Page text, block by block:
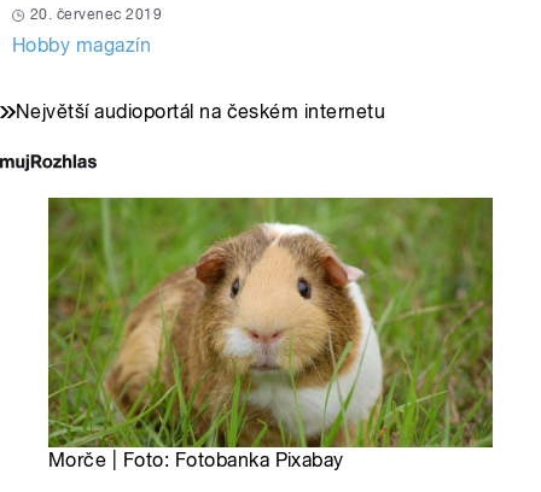
20. červenec 2019
Hobby magazín
Největší audioportál na českém internetu
Morče | Foto: Fotobanka Pixabay